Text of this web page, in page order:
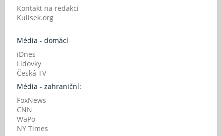
Kontakt na redakci
Kulisek.org
Média - domácí
iDnes
Lidovky
Česká TV
Média - zahraniční:
FoxNews
CNN
WaPo
NY Times